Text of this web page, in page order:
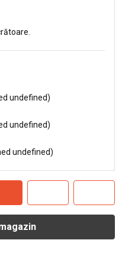
undefined)
undefined)
undefined)